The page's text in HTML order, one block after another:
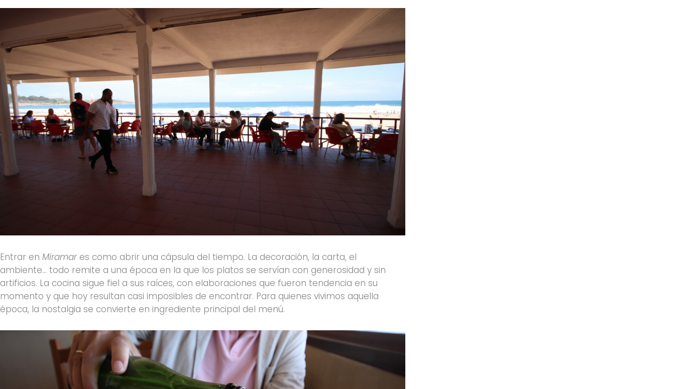
Entrar en Miramares como abrir una cápsula del tiempo. La decoración, la carta, el
ambiente… todo remite a una época en la que los platos se servían con generosidad y sin
artificios. La cocina sigue fiel a sus raíces, con elaboraciones que fueron tendencia en su
momento y que hoy resultan casi imposibles de encontrar. Para quienes vivimos aquella
época, la nostalgia se convierte en ingrediente principal del menú.